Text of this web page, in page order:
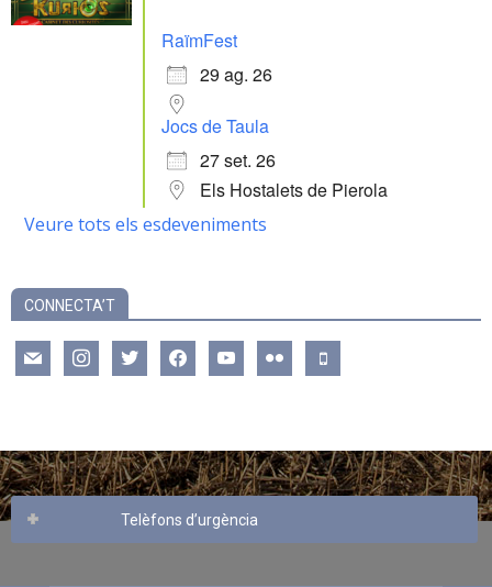
RaïmFest
29 ag. 26
Jocs de Taula
27 set. 26
Els Hostalets de Pierola
Veure tots els esdeveniments
CONNECTA’T
mail instagramtwitter facebookyoutube flickr mobile
Telèfons d’urgència